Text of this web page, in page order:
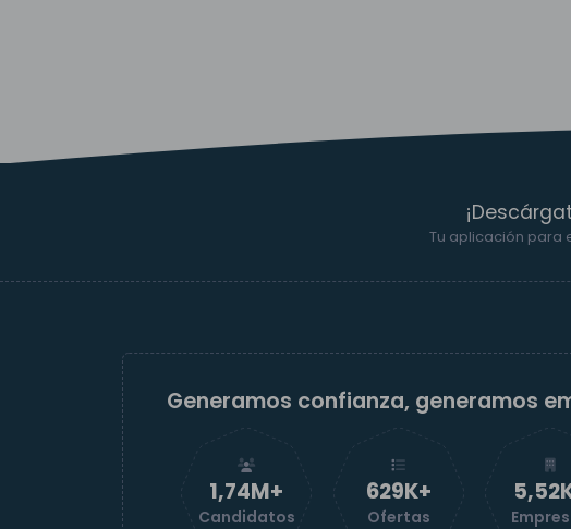
Tu aplicación para
Generamos confianza, generamos
1,74M+
Candidatos
629K+
Ofertas